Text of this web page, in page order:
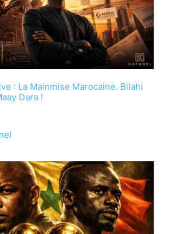
: La Mainmise Marocaine. Bilahi
Dara !